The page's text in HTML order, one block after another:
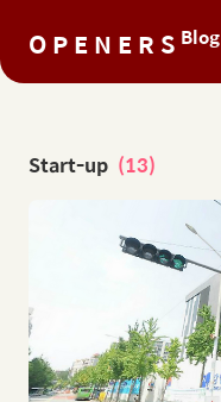
O P E N E R S Blog
Start-up (13)